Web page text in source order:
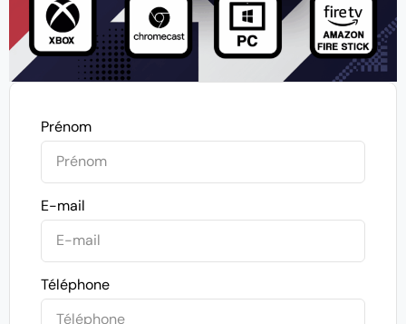
Prénom
E-mail
Téléphone